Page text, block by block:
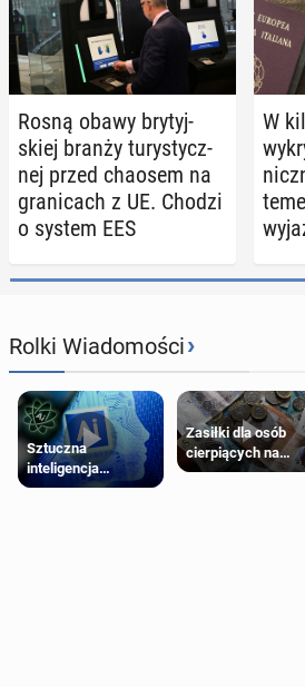
Rosną obawy bry­tyj­
skiej branży tu­ry­stycz­
nej przed chaosem na
gra­ni­cach z UE. Chodzi
o system EES
W
Rolki Wiadomości›
Sztuczna
inteligencja
próbowała oszukać
Zasiłki dla osób
cierpiących na
schorzenia